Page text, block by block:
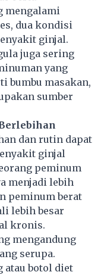
mengalami
dua kondisi
ginjal.
juga sering
yang
bumbu masakan,
sumber
dan rutin dapat
ginjal
peminum
menjadi lebih
peminum berat
lebih besar
kronis.
mengandung
serupa.
atau botol diet